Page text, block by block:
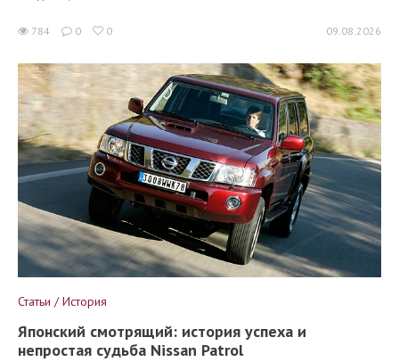
784 0 0 09.08.2026
Статьи / История
Японский смотрящий: история успеха и
непростая судьба Nissan Patrol